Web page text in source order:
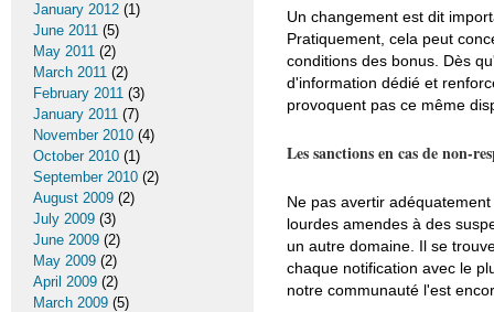
Un changement est dit
Pratiquement, cela peut
conditions des bonus. Dès
d'information dédié et
provoquent pas ce même
Les sanctions en cas de non-
Ne pas avertir
lourdes amendes à des
un autre domaine. Il se
chaque notification avec le
notre communauté l'est
January 2012 (1)
June 2011 (5)
May 2011 (2)
March 2011 (2)
February 2011 (3)
January 2011 (7)
November 2010 (4)
October 2010 (1)
September 2010 (2)
August 2009 (2)
July 2009 (3)
June 2009 (2)
May 2009 (2)
April 2009 (2)
March 2009 (5)